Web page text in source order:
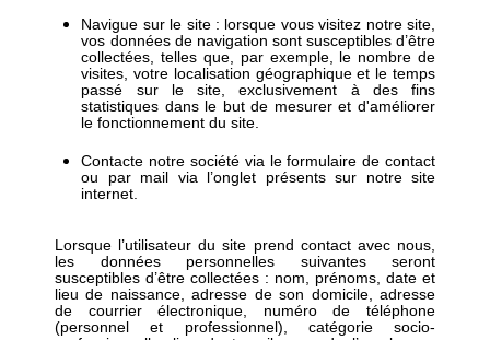
Navigue sur le site : lorsque vous visitez notre site,
vos données de navigation sont susceptibles d’être
collectées, telles que, par exemple, le nombre de
visites, votre localisation géographique et le temps
passé sur le site, exclusivement à des fins
statistiques dans le but de mesurer et d'améliorer
le fonctionnement du site.
Contacte notre société via le formulaire de contact
ou par mail via l’onglet présents sur notre site
internet.
Lorsque l’utilisateur du site prend contact avec nous,
les données personnelles suivantes seront
susceptibles d’être collectées : nom, prénoms, date et
lieu de naissance, adresse de son domicile, adresse
de courrier électronique, numéro de téléphone
(personnel et professionnel), catégorie socio-